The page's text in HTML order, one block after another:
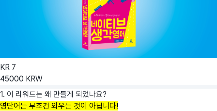
KR 7
45000 KRW
1. 이 리워드는 왜 만들게 되었나요?
영단어는 무조건 외우는 것이 아닙니다!